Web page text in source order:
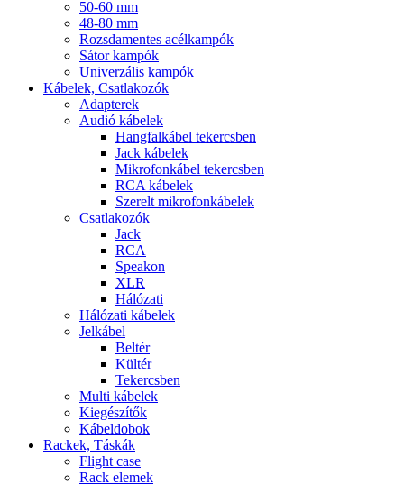
50-60 mm
48-80 mm
Rozsdamentes acélkampók
Sátor kampók
Univerzális kampók
Kábelek, Csatlakozók
Adapterek
Audió kábelek
Hangfalkábel tekercsben
Jack kábelek
Mikrofonkábel tekercsben
RCA kábelek
Szerelt mikrofonkábelek
Csatlakozók
Jack
RCA
Speakon
XLR
Hálózati
Hálózati kábelek
Jelkábel
Beltér
Kültér
Tekercsben
Multi kábelek
Kiegészítők
Kábeldobok
Rackek, Táskák
Flight case
Rack elemek